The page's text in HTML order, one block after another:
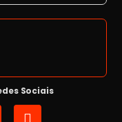
Sociais
F